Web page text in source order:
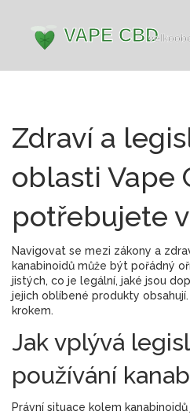
Zdraví a
oblasti Vape
potřebujete
Navigovat se mezi zákony a
kanabinoidů může být pořádný
jistých, co je legální, jaké jsou
jejich oblíbené produkty
krokem.
Jak vplývá
používání
Právní situace kolem kanabinoidů